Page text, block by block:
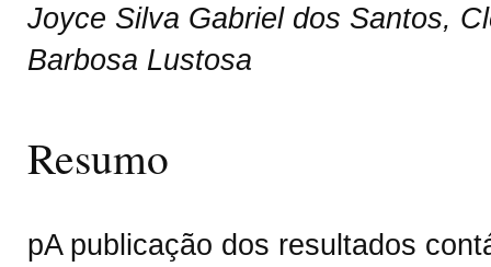
Joyce Silva Gabriel dos Santos,
Barbosa Lustosa
Resumo
pA publicação dos resultados